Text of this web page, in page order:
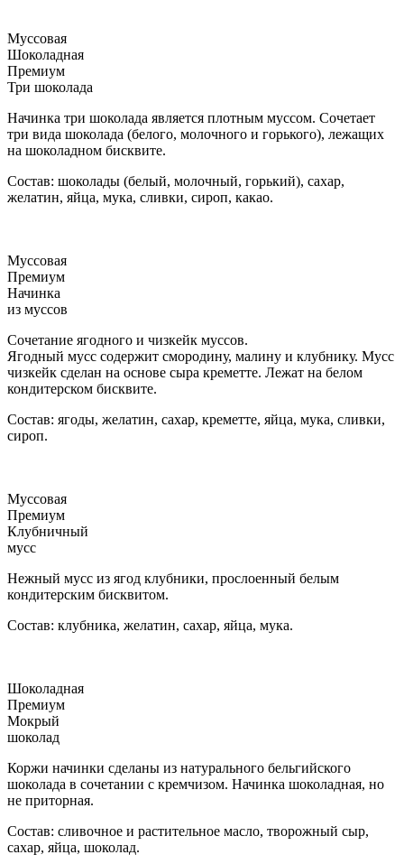
Муссовая
Шоколадная
Премиум
Три шоколада
Начинка три шоколада является плотным муссом. Сочетает
три вида шоколада (белого, молочного и горького), лежащих
на шоколадном бисквите.
Состав: шоколады (белый, молочный, горький), сахар,
желатин, яйца, мука, сливки, сироп, какао.
Муссовая
Премиум
Начинка
из муссов
Сочетание ягодного и чизкейк муссов.
Ягодный мусс содержит смородину, малину и клубнику. Мусс
чизкейк сделан на основе сыра креметте. Лежат на белом
кондитерском бисквите.
Состав: ягоды, желатин, сахар, креметте, яйца, мука, сливки,
сироп.
Муссовая
Премиум
Клубничный
мусс
Нежный мусс из ягод клубники, прослоенный белым
кондитерским бисквитом.
Состав: клубника, желатин, сахар, яйца, мука.
Шоколадная
Премиум
Мокрый
шоколад
Коржи начинки сделаны из натурального бельгийского
шоколада в сочетании с кремчизом. Начинка шоколадная, но
не приторная.
Состав: сливочное и растительное масло, творожный сыр,
сахар, яйца, шоколад.